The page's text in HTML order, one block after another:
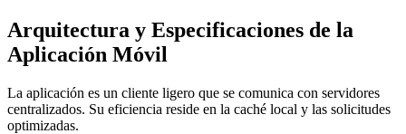
Arquitectura y Especificaciones de la
Aplicación Móvil
La aplicación es un cliente ligero que se comunica con servidores
centralizados. Su eficiencia reside en la caché local y las solicitudes
optimizadas.